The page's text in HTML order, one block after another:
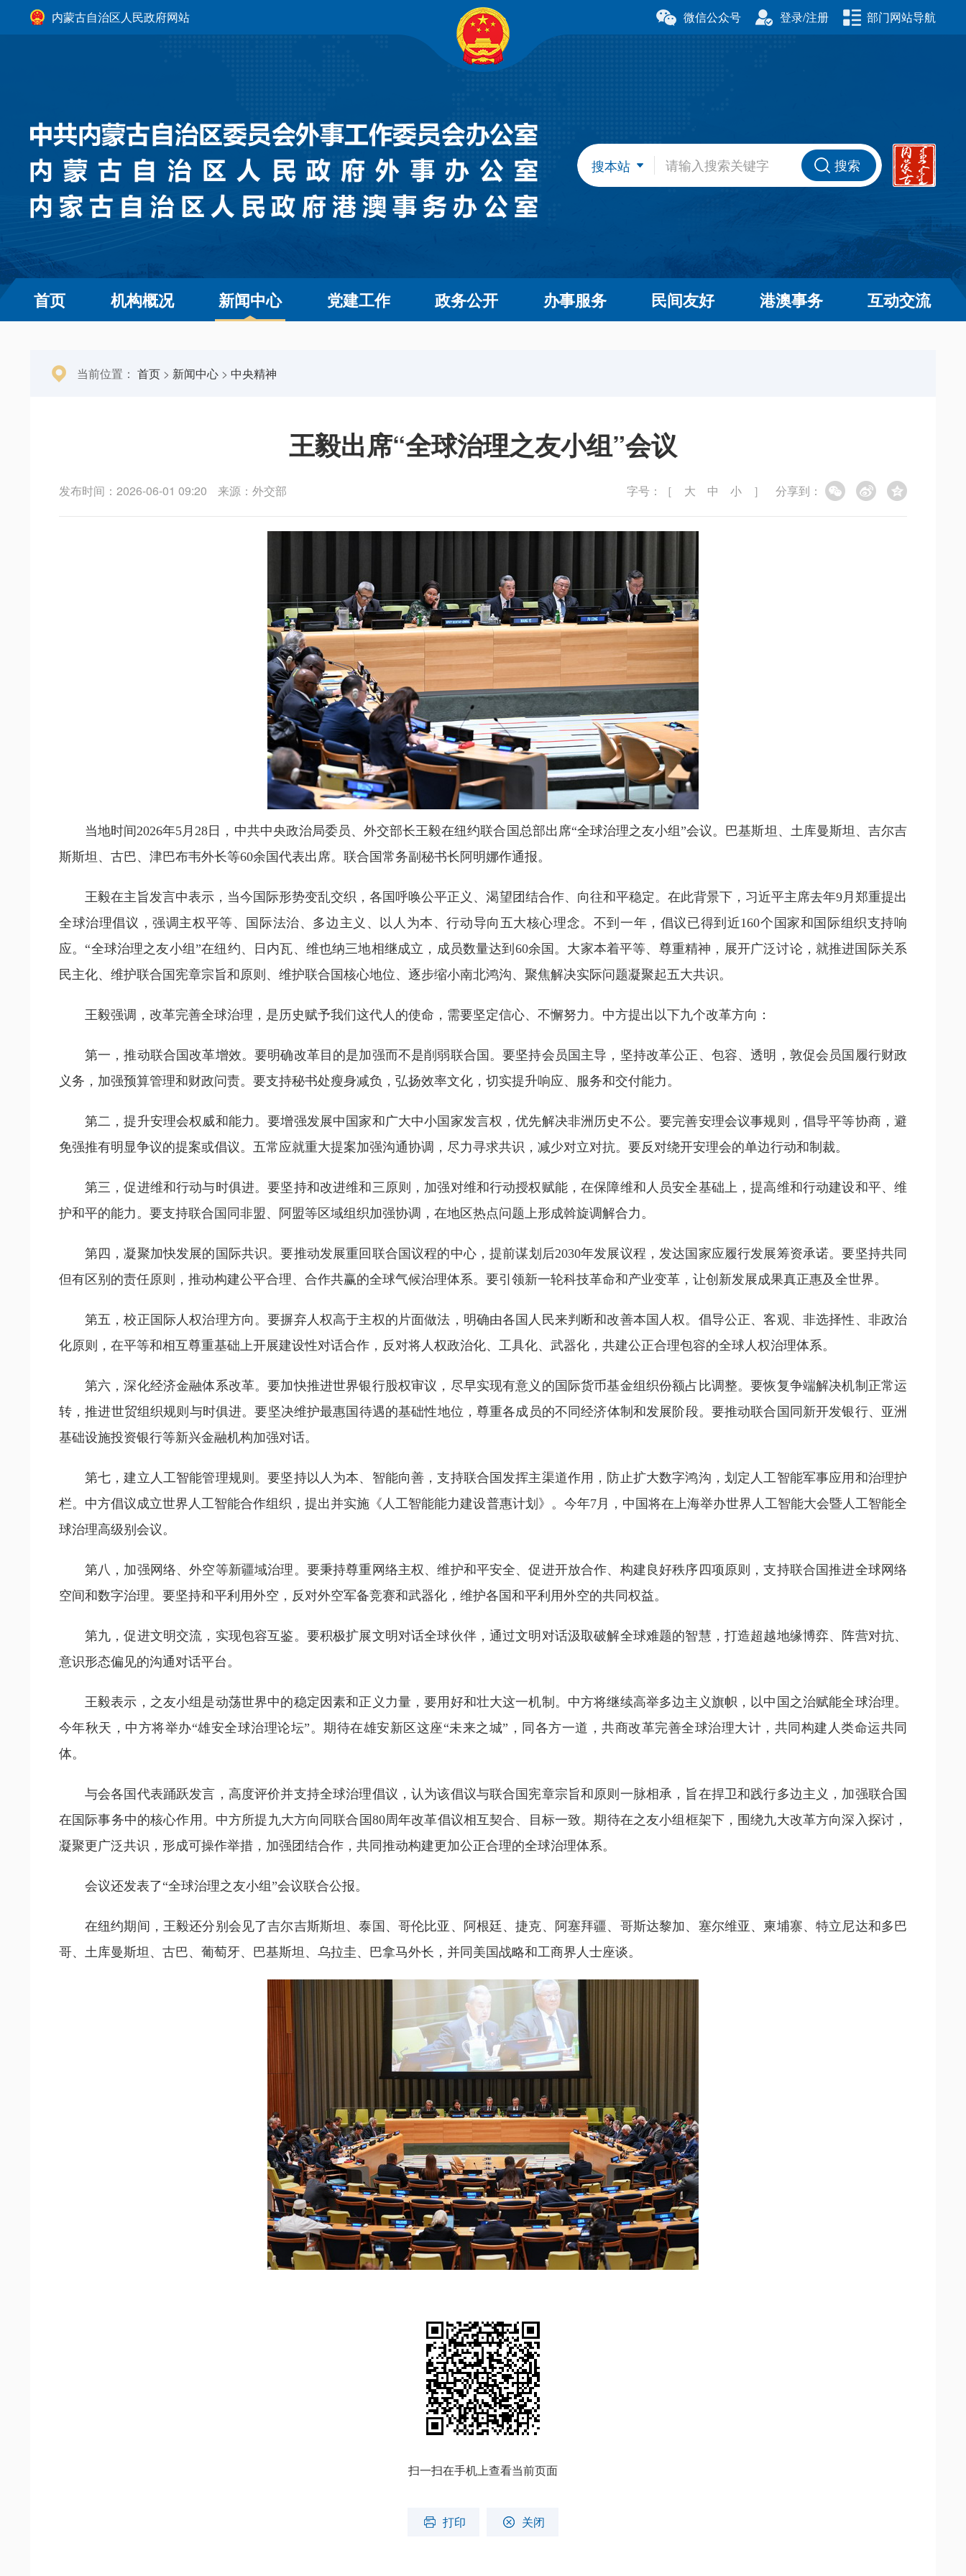
内蒙古自治区人民政府网站 微信公众号 登录/注册 部门网站导航
自治区政府组成部门
发展和改革委员会
人力资源和社会保障厅
生态环境厅
外事办公室
交通运输厅
水利厅
农牧厅
商务厅
文化和旅游厅
卫生健康委员会
退役军人事务厅
应急管理厅
自治区直属机构
市场监督管理局 林业和草原局
广播电视局
搜本站 搜索
首页 机构概况 新闻中心 党建工作 政务公开 办事服务 民间友好 港澳事务 互动交流
当前位置： 首页 > 新闻中心 > 中央精神
王毅出席“全球治理之友小组”会议
发布时间：2026-06-01 09:20 来源：外交部 字号：［ 大 中 小 ］ 分享到：
当地时间2026年5月28日，中共中央政治局委员、外交部长王毅在纽约联合国总部出席“全球治理之友小组”会议。巴基斯坦、土库曼斯坦、吉尔吉
斯斯坦、古巴、津巴布韦外长等60余国代表出席。联合国常务副秘书长阿明娜作通报。
王毅在主旨发言中表示，当今国际形势变乱交织，各国呼唤公平正义、渴望团结合作、向往和平稳定。在此背景下，习近平主席去年9月郑重提出
全球治理倡议，强调主权平等、国际法治、多边主义、以人为本、行动导向五大核心理念。不到一年，倡议已得到近160个国家和国际组织支持响
应。“全球治理之友小组”在纽约、日内瓦、维也纳三地相继成立，成员数量达到60余国。大家本着平等、尊重精神，展开广泛讨论，就推进国际关系
民主化、维护联合国宪章宗旨和原则、维护联合国核心地位、逐步缩小南北鸿沟、聚焦解决实际问题凝聚起五大共识。
王毅强调，改革完善全球治理，是历史赋予我们这代人的使命，需要坚定信心、不懈努力。中方提出以下九个改革方向：
第一，推动联合国改革增效。要明确改革目的是加强而不是削弱联合国。要坚持会员国主导，坚持改革公正、包容、透明，敦促会员国履行财政
义务，加强预算管理和财政问责。要支持秘书处瘦身减负，弘扬效率文化，切实提升响应、服务和交付能力。
第二，提升安理会权威和能力。要增强发展中国家和广大中小国家发言权，优先解决非洲历史不公。要完善安理会议事规则，倡导平等协商，避
免强推有明显争议的提案或倡议。五常应就重大提案加强沟通协调，尽力寻求共识，减少对立对抗。要反对绕开安理会的单边行动和制裁。
第三，促进维和行动与时俱进。要坚持和改进维和三原则，加强对维和行动授权赋能，在保障维和人员安全基础上，提高维和行动建设和平、维
护和平的能力。要支持联合国同非盟、阿盟等区域组织加强协调，在地区热点问题上形成斡旋调解合力。
第四，凝聚加快发展的国际共识。要推动发展重回联合国议程的中心，提前谋划后2030年发展议程，发达国家应履行发展筹资承诺。要坚持共同
但有区别的责任原则，推动构建公平合理、合作共赢的全球气候治理体系。要引领新一轮科技革命和产业变革，让创新发展成果真正惠及全世界。
第五，校正国际人权治理方向。要摒弃人权高于主权的片面做法，明确由各国人民来判断和改善本国人权。倡导公正、客观、非选择性、非政治
化原则，在平等和相互尊重基础上开展建设性对话合作，反对将人权政治化、工具化、武器化，共建公正合理包容的全球人权治理体系。
第六，深化经济金融体系改革。要加快推进世界银行股权审议，尽早实现有意义的国际货币基金组织份额占比调整。要恢复争端解决机制正常运
转，推进世贸组织规则与时俱进。要坚决维护最惠国待遇的基础性地位，尊重各成员的不同经济体制和发展阶段。要推动联合国同新开发银行、亚洲
基础设施投资银行等新兴金融机构加强对话。
第七，建立人工智能管理规则。要坚持以人为本、智能向善，支持联合国发挥主渠道作用，防止扩大数字鸿沟，划定人工智能军事应用和治理护
栏。中方倡议成立世界人工智能合作组织，提出并实施《人工智能能力建设普惠计划》。今年7月，中国将在上海举办世界人工智能大会暨人工智能全
球治理高级别会议。
第八，加强网络、外空等新疆域治理。要秉持尊重网络主权、维护和平安全、促进开放合作、构建良好秩序四项原则，支持联合国推进全球网络
空间和数字治理。要坚持和平利用外空，反对外空军备竞赛和武器化，维护各国和平利用外空的共同权益。
第九，促进文明交流，实现包容互鉴。要积极扩展文明对话全球伙伴，通过文明对话汲取破解全球难题的智慧，打造超越地缘博弈、阵营对抗、
意识形态偏见的沟通对话平台。
王毅表示，之友小组是动荡世界中的稳定因素和正义力量，要用好和壮大这一机制。中方将继续高举多边主义旗帜，以中国之治赋能全球治理。
今年秋天，中方将举办“雄安全球治理论坛”。期待在雄安新区这座“未来之城”，同各方一道，共商改革完善全球治理大计，共同构建人类命运共同
体。
与会各国代表踊跃发言，高度评价并支持全球治理倡议，认为该倡议与联合国宪章宗旨和原则一脉相承，旨在捍卫和践行多边主义，加强联合国
在国际事务中的核心作用。中方所提九大方向同联合国80周年改革倡议相互契合、目标一致。期待在之友小组框架下，围绕九大改革方向深入探讨，
凝聚更广泛共识，形成可操作举措，加强团结合作，共同推动构建更加公正合理的全球治理体系。
会议还发表了“全球治理之友小组”会议联合公报。
在纽约期间，王毅还分别会见了吉尔吉斯斯坦、泰国、哥伦比亚、阿根廷、捷克、阿塞拜疆、哥斯达黎加、塞尔维亚、柬埔寨、特立尼达和多巴
哥、土库曼斯坦、古巴、葡萄牙、巴基斯坦、乌拉圭、巴拿马外长，并同美国战略和工商界人士座谈。
扫一扫在手机上查看当前页面
打印 关闭